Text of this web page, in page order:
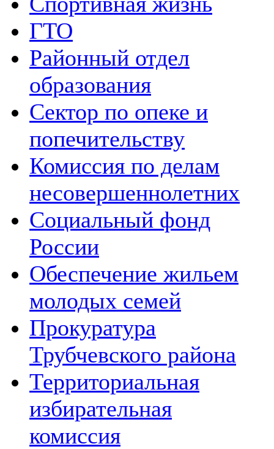
ГТО
Районный отдел
образования
Сектор по опеке и
попечительству
Комиссия по делам
несовершеннолетних
Социальный фонд
России
Обеспечение жильем
молодых семей
Прокуратура
Трубчевского района
Территориальная
избирательная
комиссия